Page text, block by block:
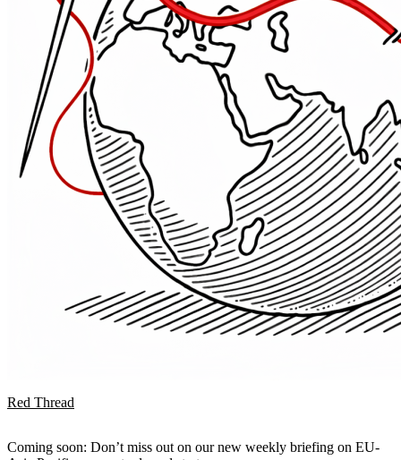
Red Thread
Coming soon: Don’t miss out on our new weekly briefing on EU-